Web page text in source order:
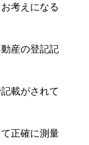
考えになる
産の登記記
載がされて
正確に測量